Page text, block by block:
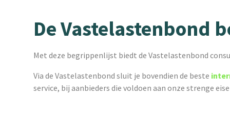
De Vastelastenbond
Met deze begrippenlijst biedt de Vastelastenbond
Via de Vastelastenbond sluit je bovendien de beste
service, bij aanbieders die voldoen aan onze strenge